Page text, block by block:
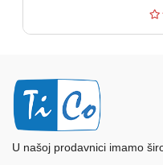
U našoj prodavnici imamo